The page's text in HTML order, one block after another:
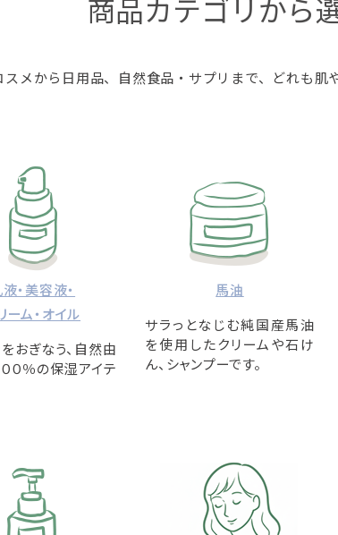
商品カテゴリから
メから日用品、自然食品・サプリまで、どれも肌
・美容液・
ーム・オイル
おぎなう、自然由
０％の保湿アイテ
馬油
サラっとなじむ純国産馬油
を使用したクリームや石け
ん、シャンプーです。